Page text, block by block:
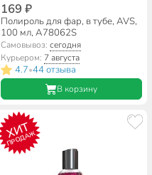
169 ₽
Полироль для фар, в тубе, AVS,
100 мл, A78062S
Самовывоз: сегодня
Курьером: 7 августа
4.7•44 отзыва
В корзину
ХИТ
ПРОДАЖ